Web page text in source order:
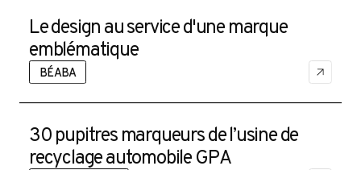
Le design au service d'une marque
emblématique
BÉABA
30 pupitres marqueurs de l’usine de
recyclage automobile GPA